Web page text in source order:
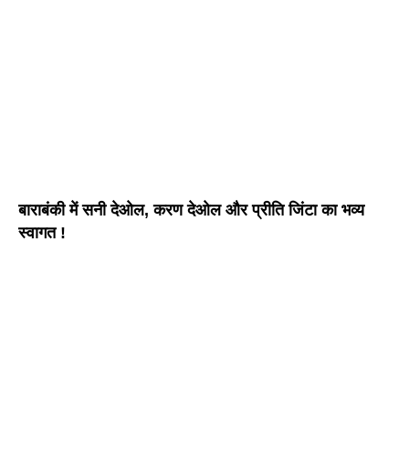
बाराबंकी में सनी देओल, करण देओल और प्रीति जिंटा का भव्य
स्वागत !